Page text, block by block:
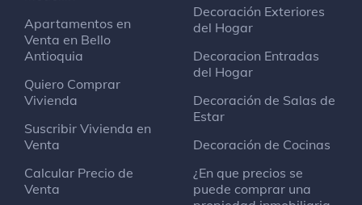
Apartamentos en
Venta en Bello
Antioquia
Quiero Comprar
Vivienda
Suscribir Vivienda en
Venta
Calcular Precio de
Venta
Decoración Exteriores
del Hogar
Decoracion Entradas
del Hogar
Decoración de Salas de
Estar
Decoración de Cocinas
¿En que precios se
puede comprar una